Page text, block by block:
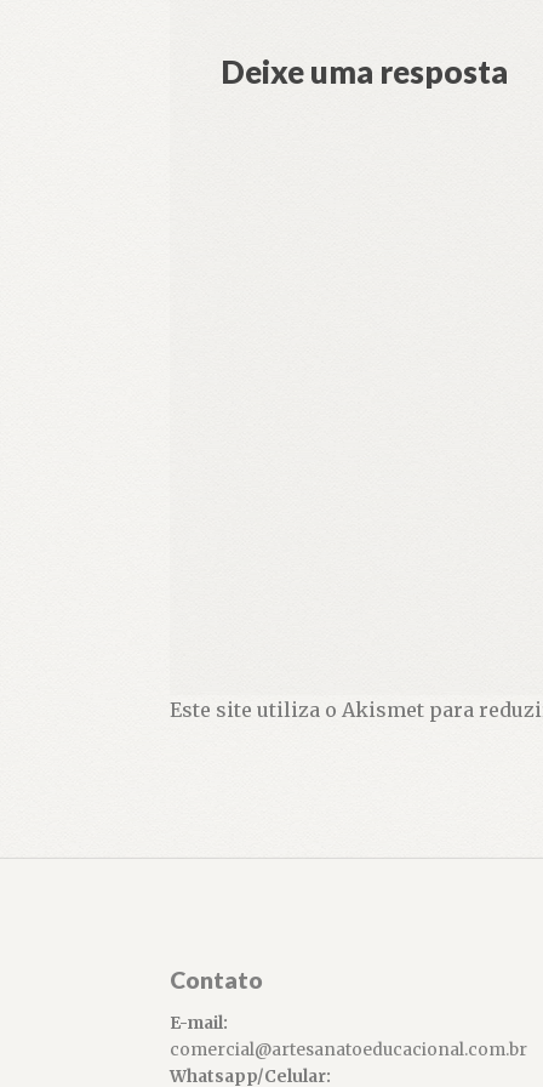
Deixe uma resposta
Este site utiliza o Akismet para
Contato
E-mail:
comercial@artesanatoeducacional.com.br
Whatsapp/Celular: